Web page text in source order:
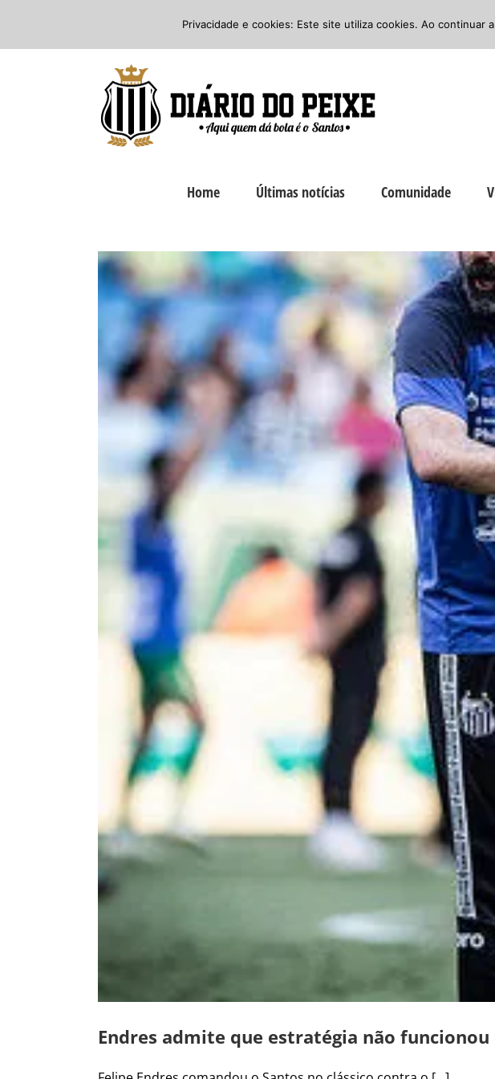
o
Facebook
Instagram
Home Últimas notícias Comunidade
Endres admite que estratégia não
Privacidade e cookies: Este site utiliza cookies. Ao continuar